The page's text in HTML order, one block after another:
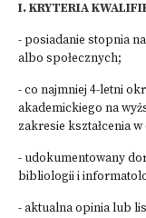
I. KRYTERIA
- posiadanie stopnia
albo społecznych;
- co najmniej 4-letni
akademickiego na
zakresie kształcenia
- udokumentowany
bibliologii i
- aktualna opinia lub